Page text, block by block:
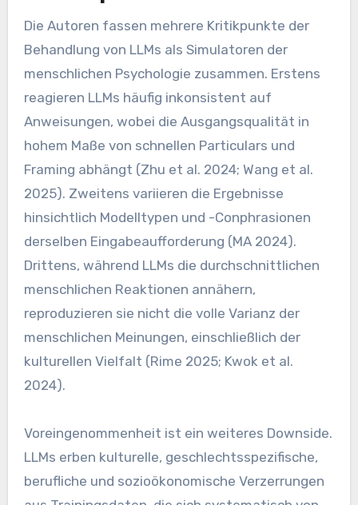
Die Autoren fassen mehrere Kritikpunkte der
Behandlung von LLMs als Simulatoren der
menschlichen Psychologie zusammen. Erstens
reagieren LLMs häufig inkonsistent auf
Anweisungen, wobei die Ausgangsqualität in
hohem Maße von schnellen Particulars und
Framing abhängt (Zhu et al. 2024; Wang et al.
2025). Zweitens variieren die Ergebnisse
hinsichtlich Modelltypen und -Conphrasionen
derselben Eingabeaufforderung (MA 2024).
Drittens, während LLMs die durchschnittlichen
menschlichen Reaktionen annähern,
reproduzieren sie nicht die volle Varianz der
menschlichen Meinungen, einschließlich der
kulturellen Vielfalt (Rime 2025; Kwok et al.
2024).
Voreingenommenheit ist ein weiteres Downside.
LLMs erben kulturelle, geschlechtsspezifische,
berufliche und sozioökonomische Verzerrungen